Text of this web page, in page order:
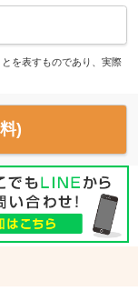
を表すものであり、実際
)